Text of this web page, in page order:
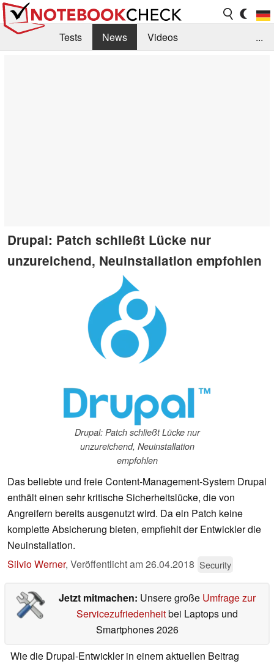
Tests News
Videos
...
Drupal: Patch schließt Lücke nur
unzureichend, Neuinstallation empfohlen
Drupal: Patch schließt Lücke nur
unzureichend, Neuinstallation
empfohlen
Das beliebte und freie Content-Management-System Drupal
enthält einen sehr kritische Sicherheitslücke, die von
Angreifern bereits ausgenutzt wird. Da ein Patch keine
komplette Absicherung bieten, empfiehlt der Entwickler die
Neuinstallation.
Silvio Werner, Veröffentlicht am26.04.2018 Security
Jetzt mitmachen: Unsere große Umfrage zur
Servicezufriedenheitbei Laptops und
Smartphones 2026
Wie die Drupal-Entwickler in einem aktuellen Beitrag